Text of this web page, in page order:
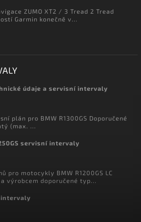
ZUMO XT2 / 3 Tread 2 Tread
Garmin konečně v...
údaje a servisní intervaly
plán pro BMW R1300GS Doporučené
(max. ...
servisní intervaly
pro motocykly BMW R1200GS LC
výrobcem doporučené typ...
intervaly